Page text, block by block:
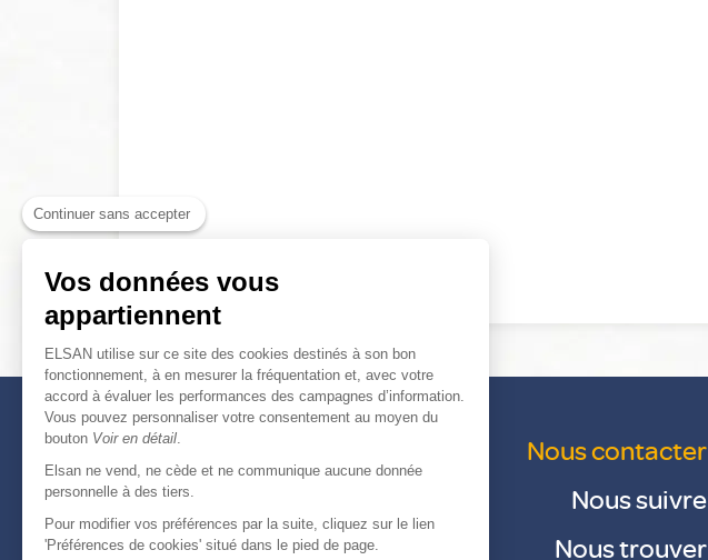
Continuer sans accepter
Vos données vous
appartiennent
ELSAN utilise sur ce site des cookies destinés à son bon
fonctionnement, à en mesurer la fréquentation et, avec votre
accord à évaluer les performances des campagnes d’information.
Vous pouvez personnaliser votre consentement au moyen du
bouton Voir en détail
Elsan ne vend, ne cède et ne communique aucune donnée
personnelle à des tiers.
Pour modifier vos préférences par la suite, cliquez sur le lien
'Préférences de cookies' situé dans le pied de page.
Nous contacter
Nous suivre
Nous trouver